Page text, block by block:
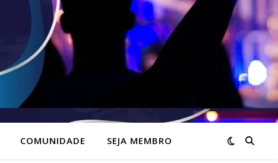
COMUNIDADE SEJA MEMBRO